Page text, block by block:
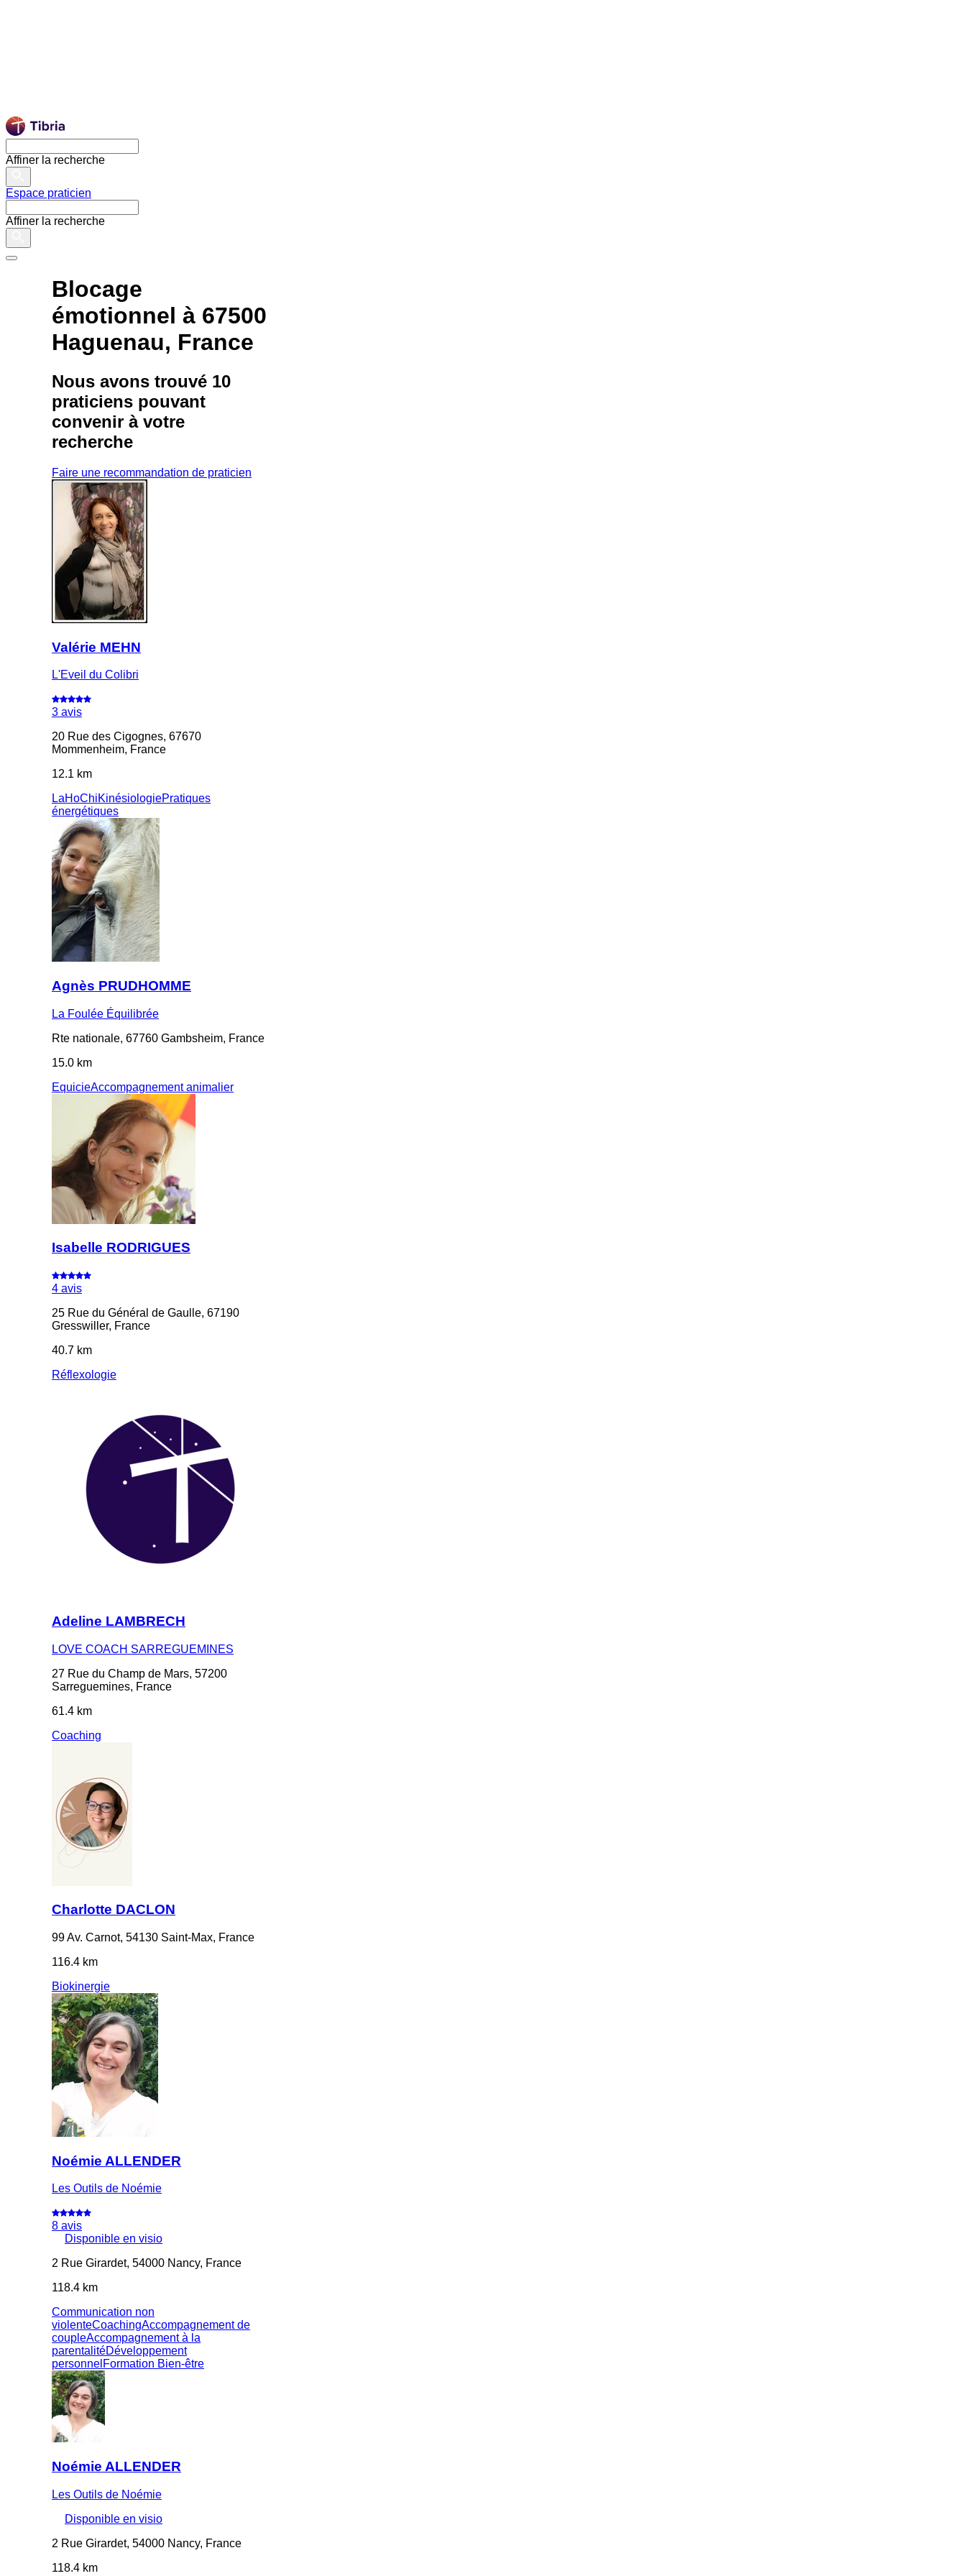
Affiner la recherche
Espace praticien
Affiner la recherche
Blocage
émotionnel à 67500
Haguenau, France
Nous avons trouvé 10
praticiens pouvant
convenir à votre
recherche
Faire une recommandation de praticien
Valérie MEHN
L'Eveil du Colibri
3 avis
20 Rue des Cigognes, 67670
Mommenheim, France
12.1 km
LaHoChiKinésiologiePratiques
énergétiques
Agnès PRUDHOMME
La Foulée Équilibrée
Rte nationale, 67760 Gambsheim, France
15.0 km
EquicieAccompagnement animalier
Isabelle RODRIGUES
4 avis
25 Rue du Général de Gaulle, 67190
Gresswiller, France
40.7 km
Réflexologie
Adeline LAMBRECH
LOVE COACH SARREGUEMINES
27 Rue du Champ de Mars, 57200
Sarreguemines, France
61.4 km
Coaching
Charlotte DACLON
99 Av. Carnot, 54130 Saint-Max, France
116.4 km
Biokinergie
Noémie ALLENDER
Les Outils de Noémie
8 avis
Disponible en visio
2 Rue Girardet, 54000 Nancy, France
118.4 km
Communication non
violenteCoachingAccompagnement de
coupleAccompagnement à la
parentalitéDéveloppement
personnel Formation Bien-être
Noémie ALLENDER
Les Outils de Noémie
Disponible en visio
2 Rue Girardet, 54000 Nancy, France
118.4 km